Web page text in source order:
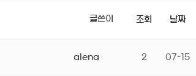
글쓴이 조회 날짜
alena 2 07-15